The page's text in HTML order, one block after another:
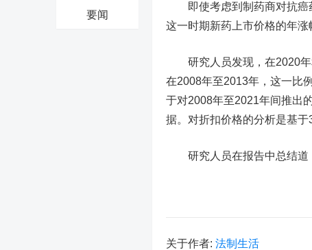
要闻
即使考虑到制药商对抗癌药
这一时期新药上市价格的年涨
研究人员发现，在2020年
在2008年至2013年，这一比
于对2008年至2021年间推出
据。对折扣价格的分析是基于
研究人员在报告中总结道：
关于作者: 法制生活